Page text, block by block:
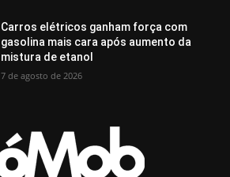
Carros elétricos ganham força com
gasolina mais cara após aumento da
mistura de etanol
7 de agosto de 2026